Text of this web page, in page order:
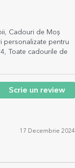
, Cadouri de Moș
personalizate pentru
,
Toate cadourile de
Scrie un review
17 Decembrie 2024